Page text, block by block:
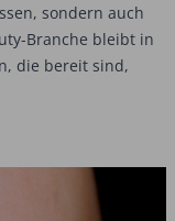
sondern auch
Branche bleibt in
die bereit sind,